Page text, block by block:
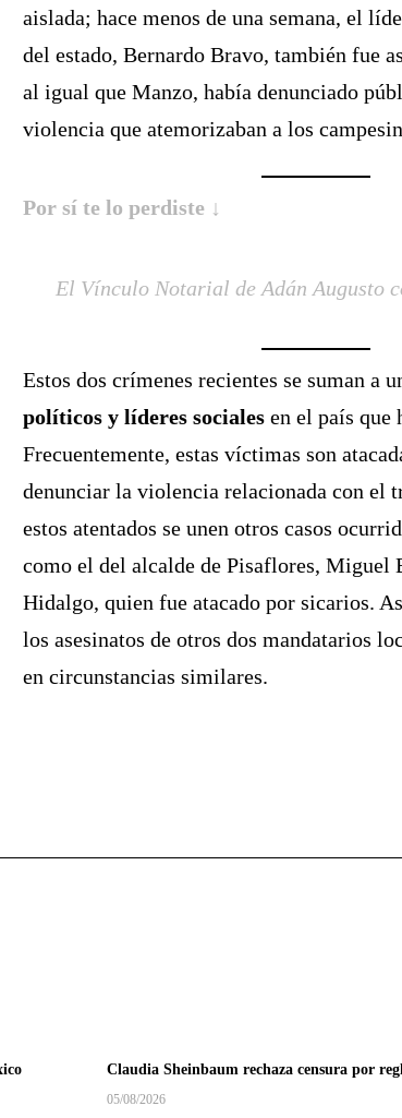
aislada; hace menos de una semana, el
del estado, Bernardo Bravo, también fue
al igual que Manzo, había denunciado
violencia que atemorizaban a los
Por sí te lo perdiste ↓
El Vínculo Notarial de Adán Augusto
Estos dos crímenes recientes se suman a
políticos y líderes sociales en el país que
Frecuentemente, estas víctimas son
denunciar la violencia relacionada con el
estos atentados se unen otros casos
como el del alcalde de Pisaflores, Miguel
Hidalgo, quien fue atacado por sicarios.
los asesinatos de otros dos mandatarios
en circunstancias similares.
Claudia Sheinbaum rechaza censura por
05/08/2026